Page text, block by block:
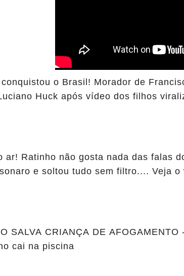
o Brasil! Morador de
Huck após vídeo dos filhos
ar! Ratinho não gosta nada das falas
e soltou tudo sem filtro.... Veja o
SALVA CRIANÇA DE AFOGAMENTO
cai na piscina